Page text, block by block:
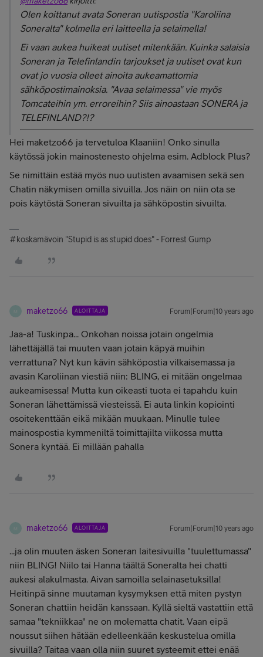
Olen koittanut avata Soneran uutispostia "Karoliina
Soneralta" kolmella eri laitteella ja selaimella!
Ei vaan aukea huikeat uutiset mitenkään. Kuinka salaisia
Soneran ja Telefinlandin tarjoukset ja uutiset ovat kun
ovat jo vuosia olleet ainoita aukeamattomia
sähköpostimainoksia. "Avaa selaimessa" vie myös
Tomcateihin ym. erroreihin? Siis ainoastaan SONERA ja
TELEFINLAND?!?
Hei maketzo66 ja tervetuloa Klaaniin! Onko sinulla
käytössä jokin mainostenesto ohjelma esim. Adblock Plus?
Se nimittäin estää myös nuo uutisten avaamisen sekä sen
Chatin näkymisen omilla sivuilla. Jos näin on niin ota se
pois käytöstä Soneran sivuilta ja sähköpostin sivuilta.
#koskamävoin "Stupid is as stupid does" - Forrest Gump
M maketzo66 ALOITTAJA Forum|Forum|10 years ago
Jaa-a! Tuskinpa... Onkohan noissa jotain ongelmia
lähettäjällä tai muuten vaan jotain käpyä muihin
verrattuna? Nyt kun kävin sähköpostia vilkaisemassa ja
avasin Karoliinan viestiä niin: BLING, ei mitään ongelmaa
aukeamisessa! Mutta kun oikeasti tuota ei tapahdu kuin
Soneran lähettämissä viesteissä. Ei auta linkin kopiointi
osoitekenttään eikä mikään muukaan. Minulle tulee
mainospostia kymmeniltä toimittajilta viikossa mutta
Sonera kyntää. Ei millään pahalla
M maketzo66 ALOITTAJA Forum|Forum|10 years ago
...ja olin muuten äsken Soneran laitesivuilla "tuulettumassa"
niin BLING! Niilo tai Hanna täältä Soneralta hei chatti
aukesi alakulmasta. Aivan samoilla selainasetuksilla!
Heitinpä sinne muutaman kysymyksen että miten pystyn
Soneran chattiin heidän kanssaan. Kyllä sieltä vastattiin että
samaa "tekniikkaa" ne on molematta chatit. Vaan eipä
noussut siihen hätään edelleenkään keskustelua omilla
sivuilla? Taitaa vaan olla niin suuret systeemit ettei enää